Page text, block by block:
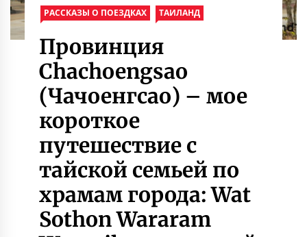
РАССКАЗЫ О ПОЕЗДКАХ ТАИЛАНД
Провинция
Chachoengsao
(Чачоенгсао) – мое
короткое
путешествие с
тайской семьей по
храмам города: Wat
Sothon Wararam